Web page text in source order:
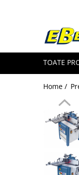
Toate Produsele
Prelucrare metal
Fierastraie pentru
Ferastraie mobile
Ferastraie orizontale
Ferastraie circulare
Dispozitive de
Ferastraie automate
doua coloane
TOATE
Home /